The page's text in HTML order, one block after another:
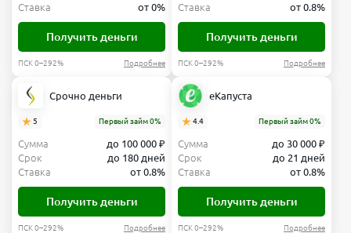
Ставка
от 0%
Получить деньги
ПСК 0–292% Подробнее
Ставка
от 0.8%
Получить деньги
ПСК 0–292% Подробнее
Срочно деньги
5 Первый займ 0%
Сумма
до 100 000 ₽
Срок
до 180 дней
Ставка
от 0.8%
Получить деньги
ПСК 0–292% Подробнее
еКапуста
4.4 Первый займ 0%
Сумма
до 30 000 ₽
Срок
до 21 дней
Ставка
от 0.8%
Получить деньги
ПСК 0–292% Подробнее